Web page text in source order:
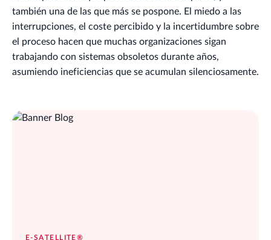
también una de las que más se pospone. El miedo a las
interrupciones, el coste percibido y la incertidumbre sobre
el proceso hacen que muchas organizaciones sigan
trabajando con sistemas obsoletos durante años,
asumiendo ineficiencias que se acumulan silenciosamente.
E-SATELLITE®